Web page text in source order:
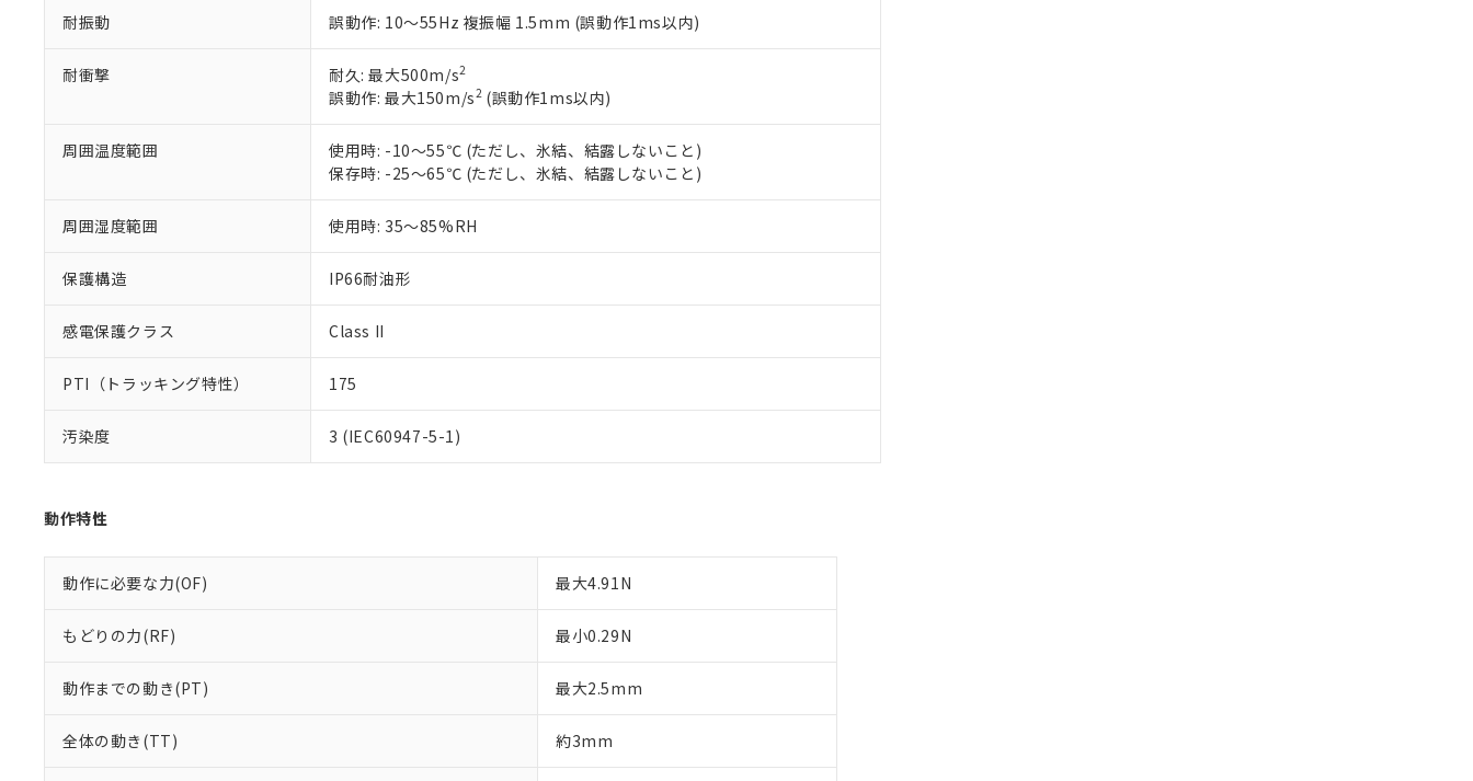
耐振動 誤動作: 10～55Hz 複振幅 1.5mm (誤動作1ms以内)
耐衝撃 耐久: 最大500m/s2
誤動作: 最大150m/s2(誤動作1ms以内)
周囲温度範囲
使用時: -10～55℃ (ただし、氷結、結露しないこと)
保存時: -25～65℃ (ただし、氷結、結露しないこと)
周囲湿度範囲 使用時: 35～85%RH
保護構造 IP66耐油形
感電保護クラス Class II
PTI（トラッキング特性） 175
汚染度 3 (IEC60947-5-1)
動作特性
動作に必要な力(OF) 最大4.91N
もどりの力(RF) 最小0.29N
動作までの動き(PT) 最大2.5mm
全体の動き(TT) 約3mm
お客様が当ウェブサイト上で当社にご登録された部品リストについて、当社および当社の共同利用者
が、当社の製品・サービスに関するお客様との取引・商談に必要な範囲で利用することをご了承くだ
さい。
※当社の共同利用者とは、"個人情報の共同利用に関して"
いる法人を指します。
※3 非含有証明書ダウンロード
下記の非含有証明書をダウンロードすることができます。
EU RoHS指令（10物質）の非含有証明書
51物質の非含有証明書（当社基準）
※本証明書は発行日時点で非含有を証明するもので、過去に遡って非含有を証明するものではありません。
混在することから備考欄に対応日を記載しておりました。
既に当社にて対応品への在庫切替を完了していることから、特段のことがない限り、2022年1月12日よ
味します。
「－」：未確認です。当社販売部門へお問い合わせください。
空
白
受注生産機種、また在庫状況の情報を公開していない機種